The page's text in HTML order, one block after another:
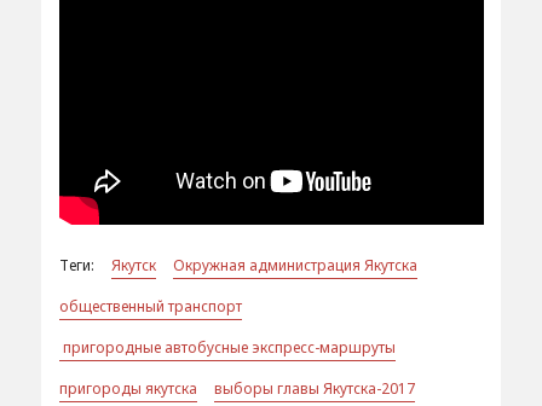
Теги: Якутск
Окружная администрация Якутска
общественный транспорт
пригородные автобусные экспресс-маршруты
пригороды якутска
выборы главы Якутска-2017